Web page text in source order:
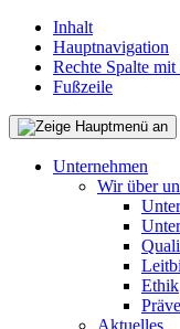
Inhalt
Hauptnavigation
Rechte Spalte
Fußzeile
Unternehmen
Wir über
Ethik
Aktuelles